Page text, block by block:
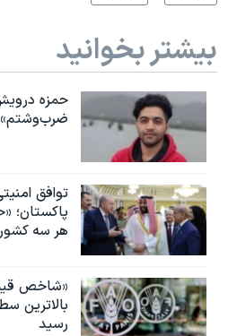
بیشتر بخوانید
حمزه
ضرب‌وشتم»
توافق
پاکستان؛
هر سه
«شاخص
بالاترین
رسید